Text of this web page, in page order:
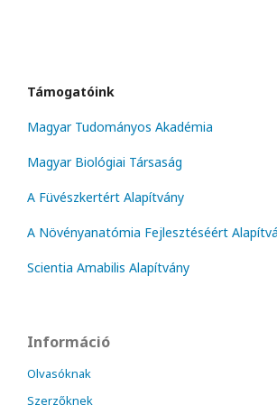
Támogatóink
Magyar Tudományos Akadémia
Magyar Biológiai Társaság
A Füvészkertért Alapítvány
A Növényanatómia Fejlesztéséért
Scientia Amabilis Alapítvány
Információ
Olvasóknak
Szerzőknek